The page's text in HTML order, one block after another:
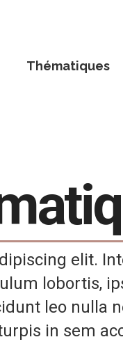
Thématiques
elit.
lobortis,
leo nulla
in sem